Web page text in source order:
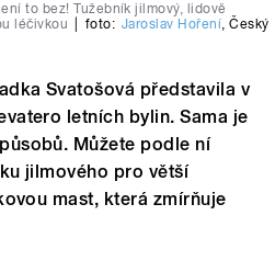
to bez! Tužebník jilmový, lidově
léčivkou
foto: Jaroslav Hoření,Český
Svatošová představila v
letních bylin. Sama je
Můžete podle ní
jilmového pro větší
mast, která zmírňuje